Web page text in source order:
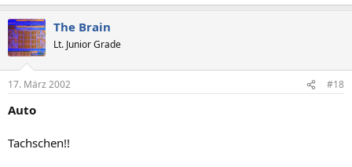
The Brain
Lt. Junior Grade
17. März 2002 #18
Auto
Tachschen!!